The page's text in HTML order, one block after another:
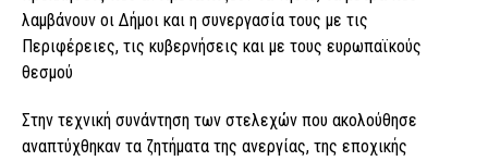
λαμβάνουν οι Δήμοι και η συνεργασία τους με τις
Περιφέρειες, τις κυβερνήσεις και με τους ευρωπαϊκούς
θεσμού
Στην τεχνική συνάντηση των στελεχών που ακολούθησε
αναπτύχθηκαν τα ζητήματα της ανεργίας, της εποχικής